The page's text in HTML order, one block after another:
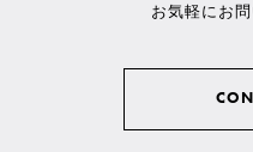
お気軽にお